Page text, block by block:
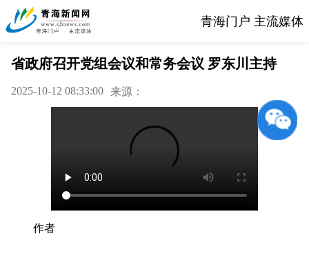
青海门户 主流媒体
省政府召开党组会议和常务会议 罗东川主持
2025-10-12 08:33:00 来源：
作者